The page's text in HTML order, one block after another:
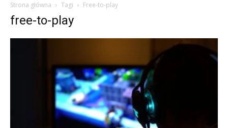
Strona główna Tagi Free-to-play
free-to-play